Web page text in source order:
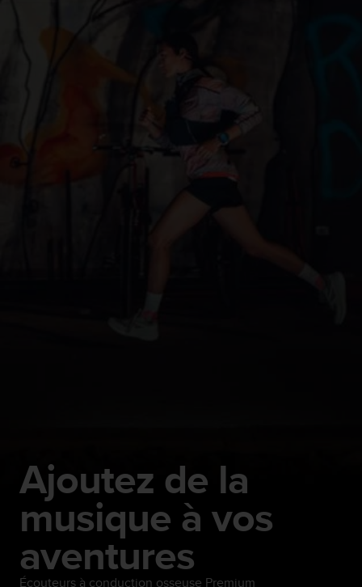
Ajoutez de la
musique à vos
aventures
Écouteurs à conduction osseuse Premium